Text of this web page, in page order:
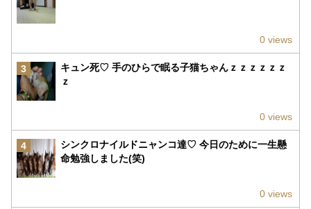
0 views
3
キュン死♡ 手のひらで眠る子猫ちゃんｚｚｚｚｚｚ
ｚ
0 views
4
シンクロナイルドニャンコ達♡ 今日のために一生懸
命勉強しました(笑)
0 views